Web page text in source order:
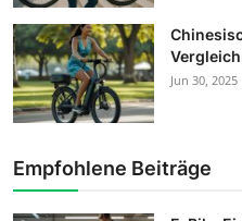
Jun 30, 2025
Empfohlene Beiträge